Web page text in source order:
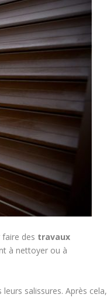
des travaux
à nettoyer ou à
salissures. Après cela,